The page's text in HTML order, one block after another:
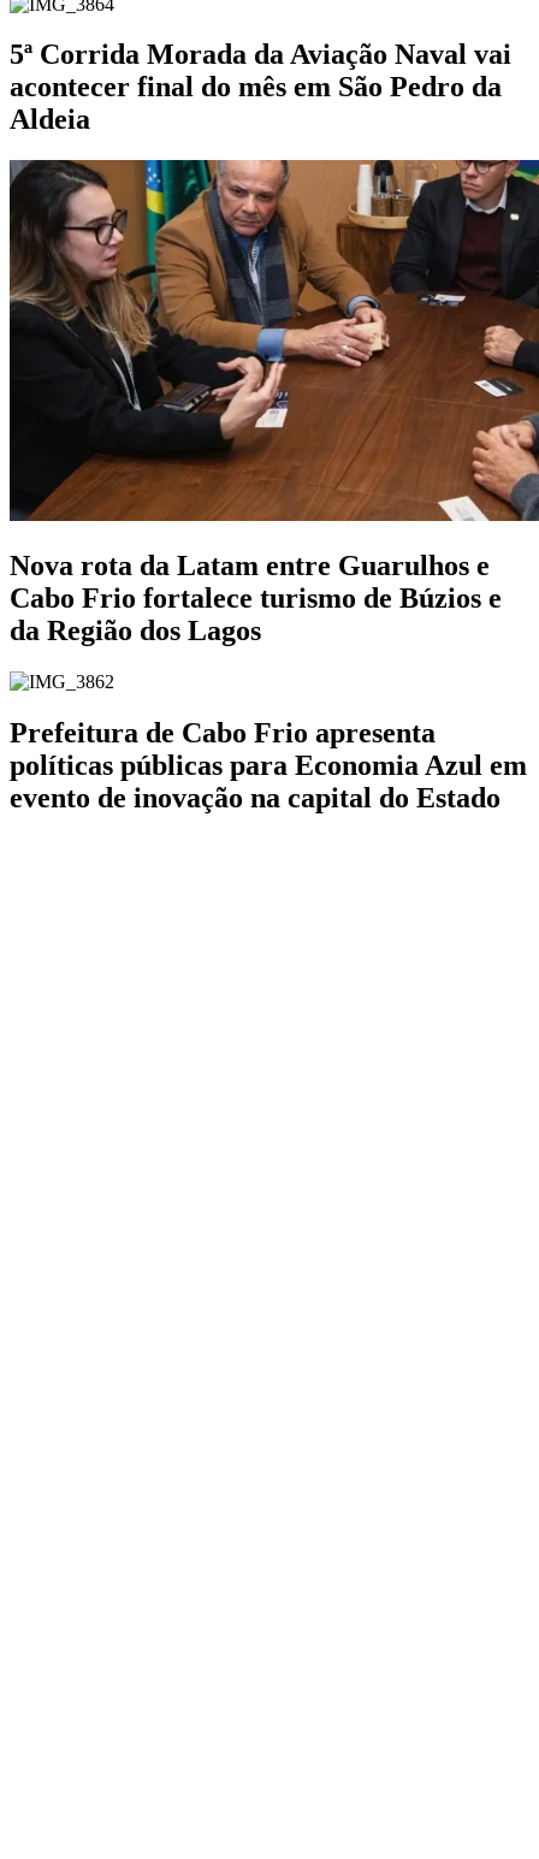
5ª Corrida Morada da Aviação Naval vai
acontecer final do mês em São Pedro da
Aldeia
Nova rota da Latam entre Guarulhos e
Cabo Frio fortalece turismo de Búzios e
da Região dos Lagos
Prefeitura de Cabo Frio apresenta
políticas públicas para Economia Azul em
evento de inovação na capital do Estado